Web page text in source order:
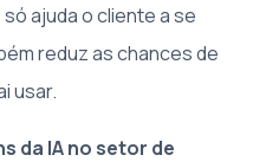
ajuda o cliente a se
reduz as chances de
usar.
da IA no setor de